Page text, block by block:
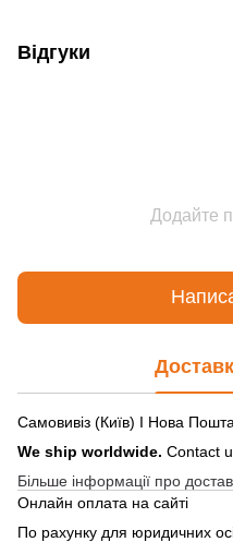
Відгуки
Додайте
Самовивіз (Київ) І Нова
We ship worldwide. Contact
Більше інформації про
Онлайн оплата на сайті
По рахунку для юридичних